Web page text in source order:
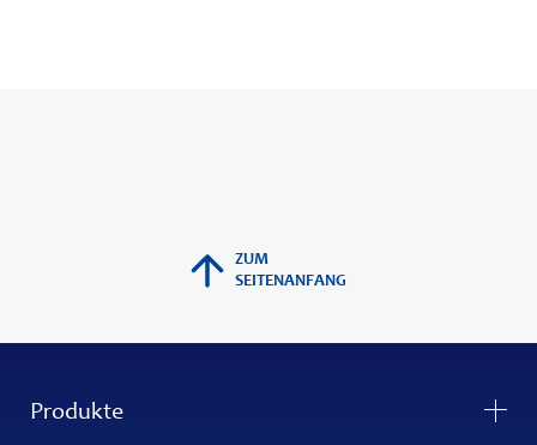
ZUM
SEITENANFANG
Produkte